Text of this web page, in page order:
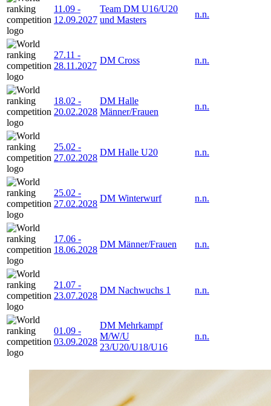
11.09 -
12.09.2027
Team DM U16/U20
und Masters
n.n.
27.11 -
28.11.2027
DM Cross n.n.
18.02 -
20.02.2028
DM Halle
Männer/Frauen
n.n.
25.02 -
27.02.2028
DM Halle U20 n.n.
25.02 -
27.02.2028
DM Winterwurf n.n.
17.06 -
18.06.2028
DM Männer/Frauen n.n.
21.07 -
23.07.2028
DM Nachwuchs 1 n.n.
01.09 -
03.09.2028
DM Mehrkampf
M/W/U
23/U20/U18/U16
n.n.